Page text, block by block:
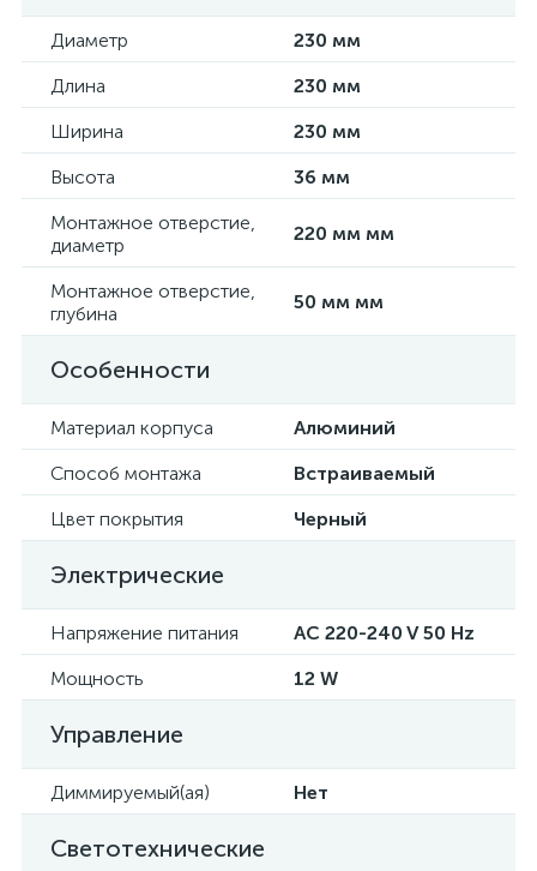
Диаметр
230 мм
Длина
230 мм
Ширина
230 мм
Высота
36 мм
Монтажное отверстие,
диаметр
220 мм мм
Монтажное отверстие,
глубина
50 мм мм
Особенности
Материал корпуса
Алюминий
Способ монтажа
Встраиваемый
Цвет покрытия
Черный
Электрические
Напряжение питания
AC 220-240 V 50 Hz
Мощность
12 W
Управление
Диммируемый(ая) Нет
Светотехнические